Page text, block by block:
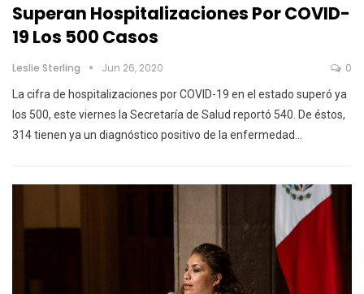
Superan Hospitalizaciones Por COVID-
19 Los 500 Casos
Leslie Sterling Jun 26, 2020 0
La cifra de hospitalizaciones por COVID-19 en el estado superó ya
los 500, este viernes la Secretaría de Salud reportó 540. De éstos,
314 tienen ya un diagnóstico positivo de la enfermedad…